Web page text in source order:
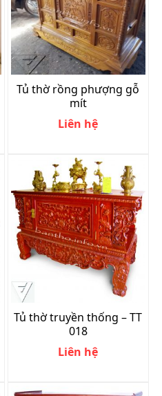
Tủ thờ rồng phượng gỗ
mít
Liên hệ
Tủ thờ truyền thống – TT
018
Liên hệ